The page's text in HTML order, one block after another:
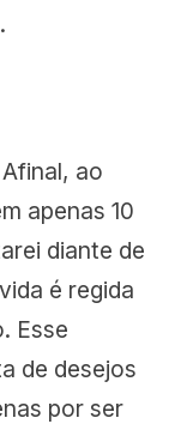
ao
apenas 10
diante de
é regida
Esse
de desejos
por ser